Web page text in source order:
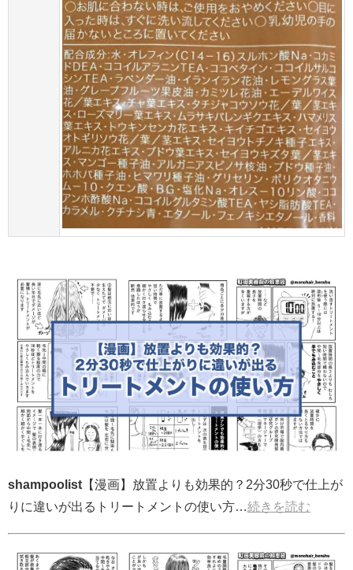
shampoolist 【漫画】放置よりも効果的？2分30秒で仕上が
りに違いが出るトリートメントの使い方…続きを読む